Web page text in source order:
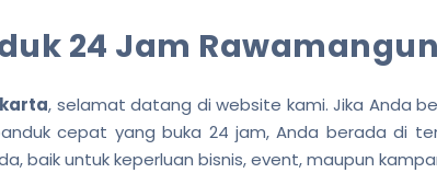
24 Jam
, selamat datang di website kami. Jika Anda
cepat yang buka 24 jam, Anda berada di
baik untuk keperluan bisnis, event, maupun